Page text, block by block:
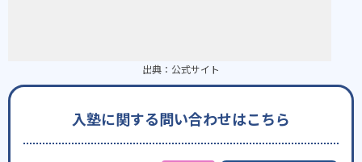
出典： 公式サイト
入塾に関する問い合わせはこちら